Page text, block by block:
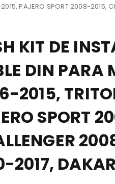
PAJERO SPORT 2008-2015,
KIT DE
DIN PARA
2015,
SPORT
2017,